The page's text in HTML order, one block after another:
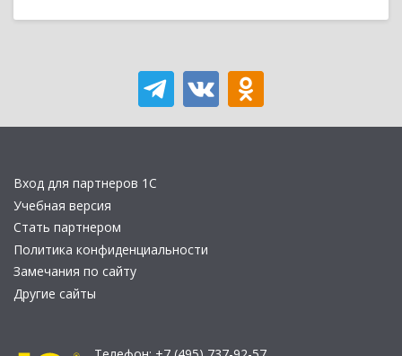
Вход для партнеров 1С
Учебная версия
Стать партнером
Политика конфиденциальности
Замечания по сайту
Другие сайты